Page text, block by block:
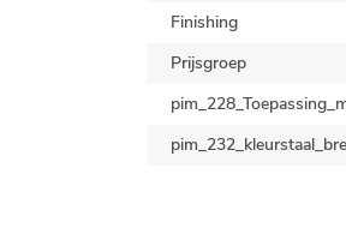
Finishing
Prijsgroep